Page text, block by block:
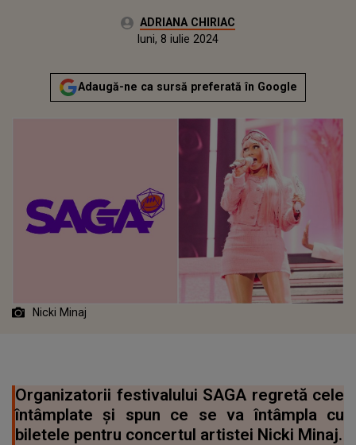
Autor:ADRIANA CHIRIAC
Actualizat:
luni, 8 iulie 2024
Adaugă-ne ca sursă preferată în Google
Nicki Minaj
Organizatorii festivalului SAGA regretă cele
întâmplate și spun ce se va întâmpla cu
biletele pentru concertul artistei Nicki Minaj.